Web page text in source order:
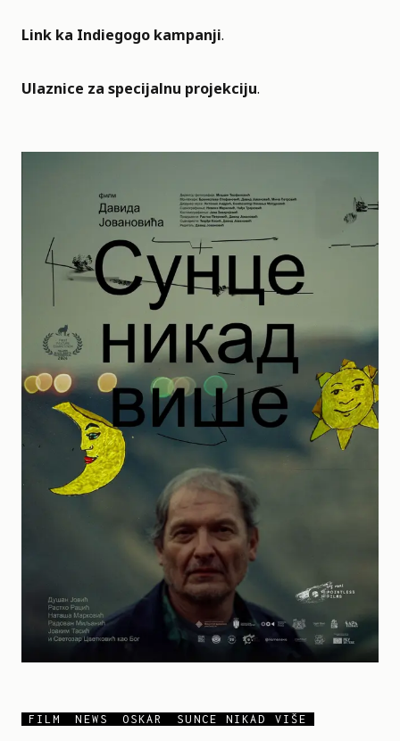
Link ka Indiegogo kampanji.
Ulaznice za specijalnu projekciju.
FILM NEWS OSKAR SUNCE NIKAD VIŠE